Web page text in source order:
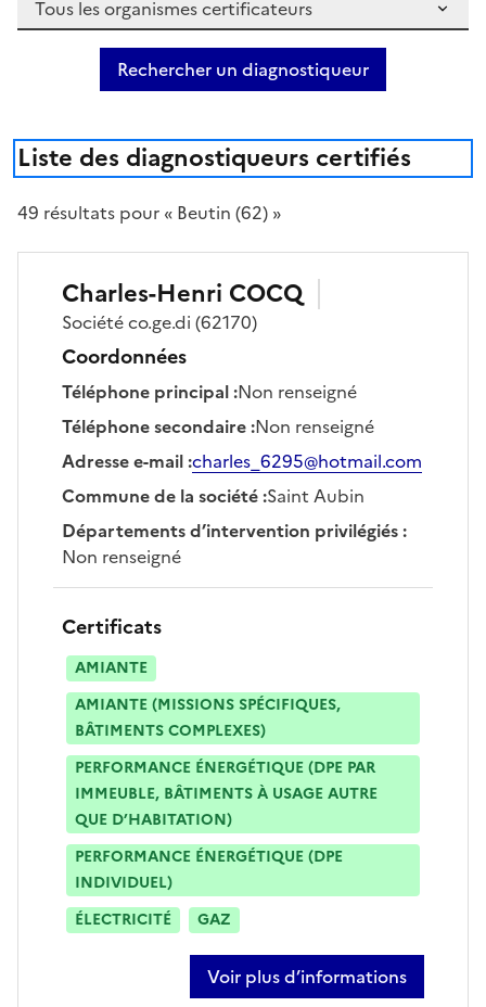
Rechercher un diagnostiqueur
Liste des diagnostiqueurs certifiés
49 résultats pour « Beutin (62) »
Charles-Henri COCQ
Sociétéco.ge.di (62170)
Coordonnées
Téléphone principal:Non renseigné
Téléphone secondaire:Non renseigné
Adresse e-mail:charles_6295@hotmail.com
Commune de la société:Saint Aubin
Départements d’intervention privilégiés:
Non renseigné
Certificats
AMIANTE
AMIANTE (MISSIONS SPÉCIFIQUES,
BÂTIMENTS COMPLEXES)
PERFORMANCE ÉNERGÉTIQUE (DPE PAR
IMMEUBLE, BÂTIMENTS À USAGE AUTRE
QUE D’HABITATION)
PERFORMANCE ÉNERGÉTIQUE (DPE
INDIVIDUEL)
ÉLECTRICITÉ
GAZ
Voir plus d’informations
sur charles-henri cocq